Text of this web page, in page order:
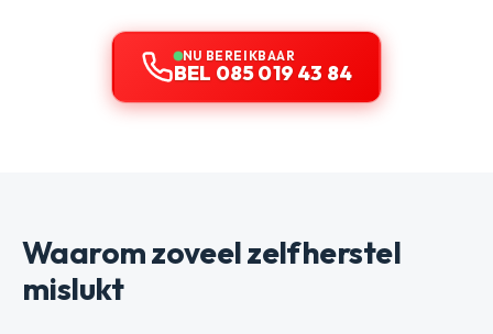
NU BEREIKBAAR
BEL 085 019 43 84
Waarom zoveel zelfherstel
mislukt